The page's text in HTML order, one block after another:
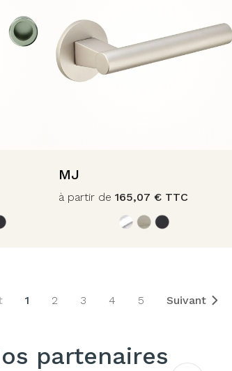
MJ
à partir de 165,07 € TTC
1 2 3 4 5 Suivant
partenaires